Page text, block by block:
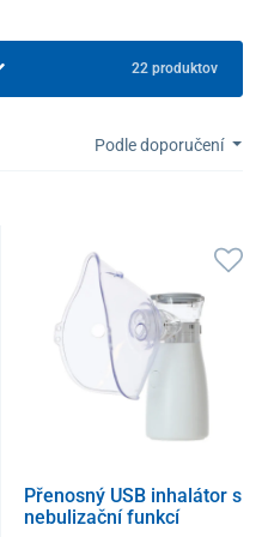
22 produktov
Podle doporučení
Přenosný USB inhalátor s
nebulizační funkcí